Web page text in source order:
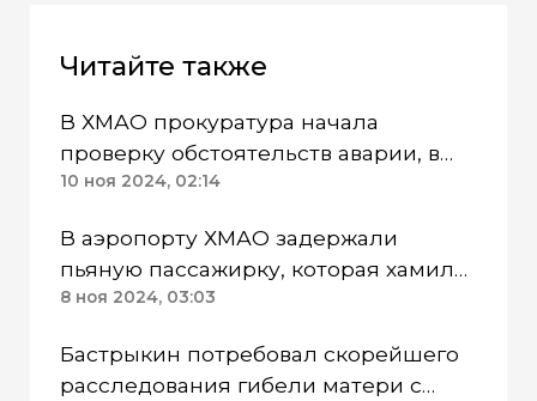
Читайте также
В ХМАО прокуратура начала
проверку обстоятельств аварии, в
который погибли двое детей
10 ноя 2024, 02:14
В аэропорту ХМАО задержали
пьяную пассажирку, которая хамила
бортпроводникам при дочери
8 ноя 2024, 03:03
Бастрыкин потребовал скорейшего
расследования гибели матери с